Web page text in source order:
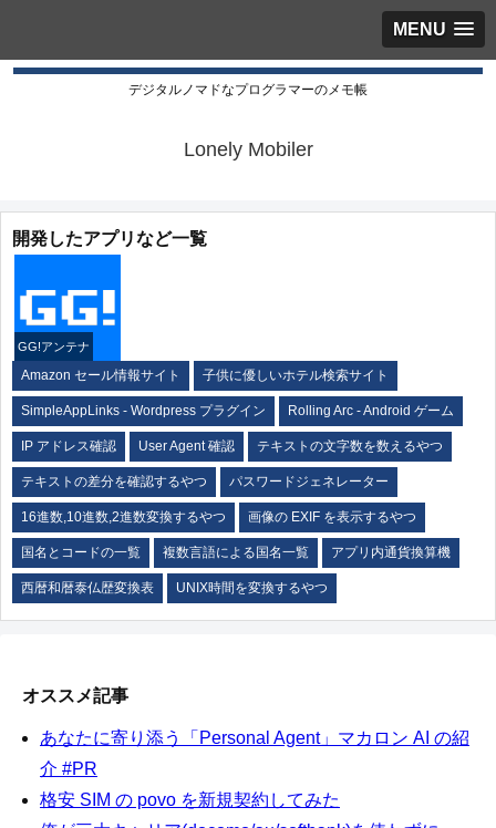
MENU
デジタルノマドなプログラマーのメモ帳
Lonely Mobiler
開発したアプリなど一覧
GG!アンテナ
Amazon セール情報サイト 子供に優しいホテル検索サイト
SimpleAppLinks - Wordpress プラグイン Rolling Arc - Android ゲーム
IP アドレス確認 User Agent 確認 テキストの文字数を数えるやつ
テキストの差分を確認するやつ パスワードジェネレーター
16進数,10進数,2進数変換するやつ 画像の EXIF を表示するやつ
国名とコードの一覧 複数言語による国名一覧 アプリ内通貨換算機
西暦和暦泰仏歴変換表 UNIX時間を変換するやつ
オススメ記事
あなたに寄り添う「Personal Agent」マカロン AI の紹
介 #PR
格安 SIM の povo を新規契約してみた